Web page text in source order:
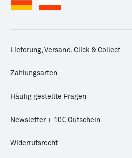
Lieferung, Versand, Click & Collect
Zahlungsarten
Häufig gestellte Fragen
Newsletter + 10€ Gutschein
Widerrufsrecht